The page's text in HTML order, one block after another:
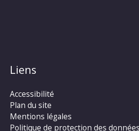
Liens
Accessibilité
Plan du site
Mentions légales
Politique de protection des données